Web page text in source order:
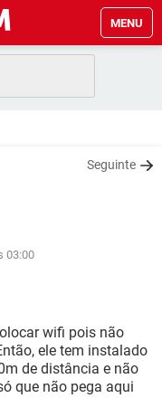
MENU
Seguinte
03:00
wifi pois não
ele tem instalado
de distância e não
que não pega aqui